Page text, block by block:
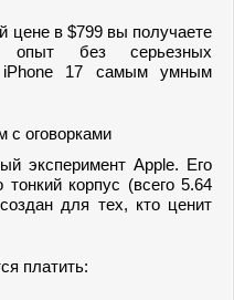
цене в $799 вы получаете
опыт без серьезных
iPhone 17 самым умным
с оговорками
эксперимент Apple. Его
корпус (всего 5.64
для тех, кто ценит
платить: